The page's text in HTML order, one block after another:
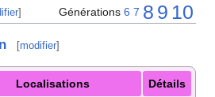
] Générations 6 7 8 9 10
[modifier]
Localisations Détails